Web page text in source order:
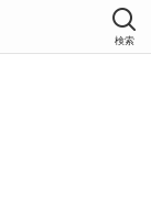
検索